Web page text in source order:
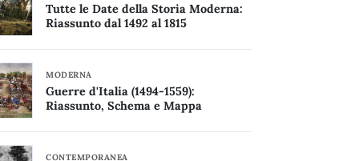
Tutte le Date della Storia Moderna:
Riassunto dal 1492 al 1815
MODERNA
Guerre d'Italia (1494-1559):
Riassunto, Schema e Mappa
CONTEMPORANEA